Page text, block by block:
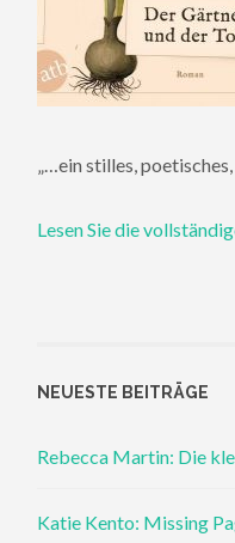
„…ein stilles,
Lesen Sie die
NEUESTE BEITRÄGE
Rebecca Martin: Die
Katie Kento: Missing